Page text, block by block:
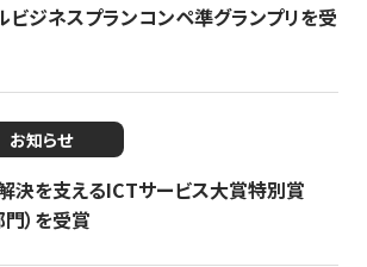
ビジネスプランコンペ準グランプリを受
お知らせ
決を支えるICTサービス大賞特別賞
）を受賞